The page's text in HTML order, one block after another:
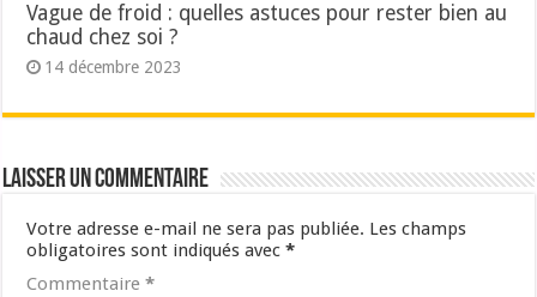
Vague de froid : quelles astuces pour rester bien au
chaud chez soi ?
14 décembre 2023
Laisser un commentaire
Votre adresse e-mail ne sera pas publiée. Les champs
obligatoires sont indiqués avec*
Commentaire*